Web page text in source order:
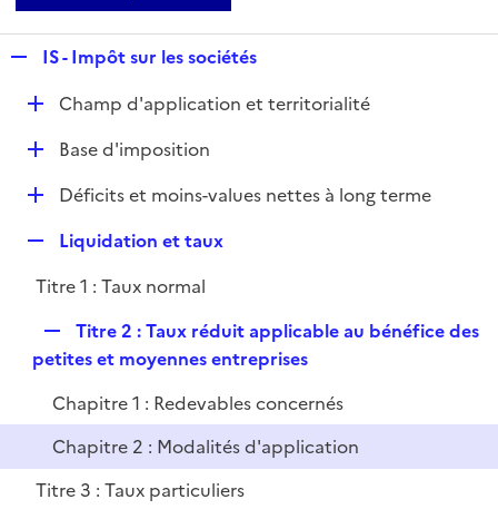
p
l
i
e
IS - Impôt sur les sociétés
DChamp d'application et territorialité
D
e
Base d'imposition
D
l
i
e
r
Déficits et moins-values nettes à long terme
p
e
r
Liquidation et taux
Titre 1 : Taux normal
e
l
i
e
r
Titre 2 : Taux réduit applicable au bénéfice des
petites et moyennes entreprises
Chapitre 1 : Redevables concernés
Chapitre 2 : Modalités d'application
Titre 3 : Taux particuliers